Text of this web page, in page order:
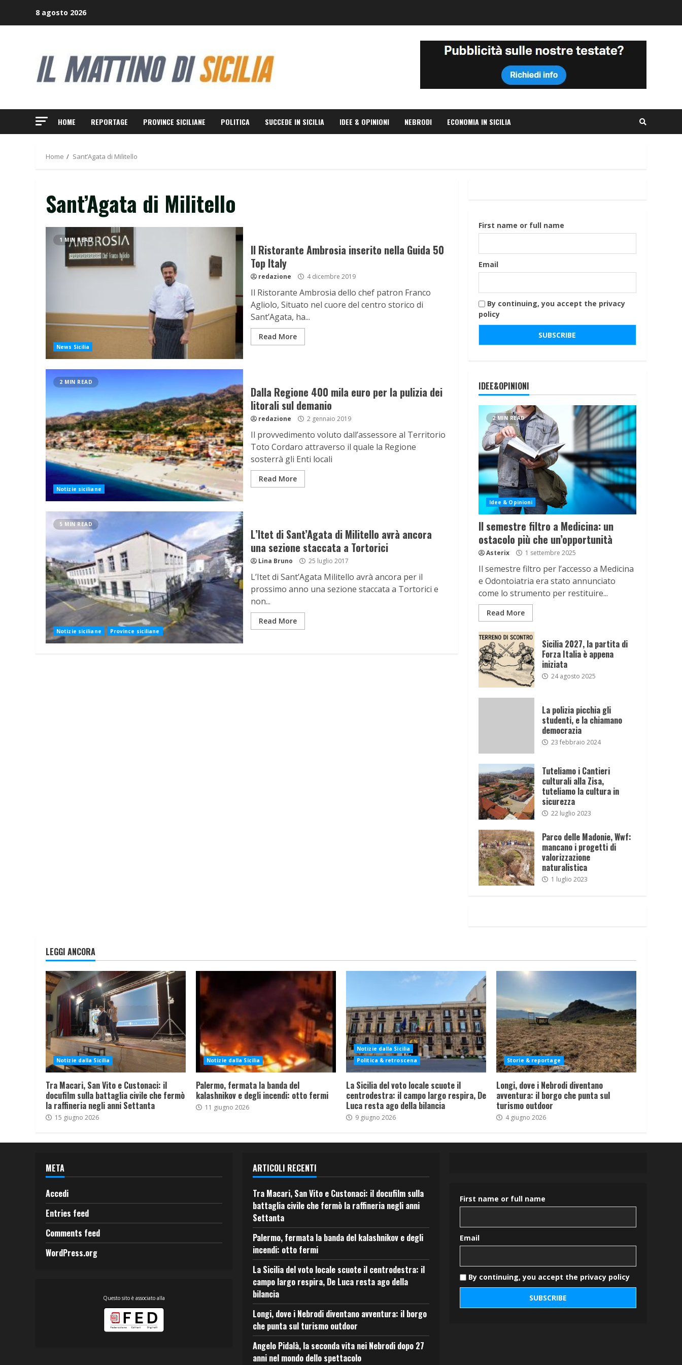
8 agosto 2026
HOME REPORTAGE PROVINCE SICILIANE POLITICA SUCCEDE IN SICILIA IDEE & OPINIONI NEBRODI ECONOMIA IN SICILIA
Home Sant’Agata di Militello
Sant’Agata di Militello
1 MIN READ
News Sicilia
Il Ristorante Ambrosia inserito nella Guida 50
Top Italy
redazione 4 dicembre 2019
Il Ristorante Ambrosia dello chef patron Franco
Agliolo, Situato nel cuore del centro storico di
Sant’Agata, ha...
Read More
2 MIN READ
Notizie siciliane
Dalla Regione 400 mila euro per la pulizia dei
litorali sul demanio
redazione 2 gennaio 2019
Il provvedimento voluto dall’assessore al Territorio
Toto Cordaro attraverso il quale la Regione
sosterrà gli Enti locali
Read More
5 MIN READ
Notizie siciliane Province siciliane
L’Itet di Sant’Agata di Militello avrà ancora
una sezione staccata a Tortorici
Lina Bruno 25 luglio 2017
L’Itet di Sant’Agata Militello avrà ancora per il
prossimo anno una sezione staccata a Tortorici e
non...
Read More
First name or full name
Email
By continuing, you accept the privacy
policy
IDEE&OPINIONI
2 MIN READ
Idee & Opinioni
Il semestre filtro a Medicina: un
ostacolo più che un’opportunità
Asterix 1 settembre 2025
Il semestre filtro per l’accesso a Medicina
e Odontoiatria era stato annunciato
come lo strumento per restituire...
Read More
Sicilia 2027, la partita di
Forza Italia è appena
iniziata
24 agosto 2025
La polizia picchia gli
studenti, e la chiamano
democrazia
23 febbraio 2024
Tuteliamo i Cantieri
culturali alla Zisa,
tuteliamo la cultura in
sicurezza
22 luglio 2023
Parco delle Madonie, Wwf:
mancano i progetti di
valorizzazione
naturalistica
1 luglio 2023
LEGGI ANCORA
Notizie dalla Sicilia
Tra Macari, San Vito e Custonaci: il
docufilm sulla battaglia civile che fermò
la raffineria negli anni Settanta
15 giugno 2026
Notizie dalla Sicilia
Palermo, fermata la banda del
kalashnikov e degli incendi: otto fermi
11 giugno 2026
Notizie dalla Sicilia
Politica & retroscena
La Sicilia del voto locale scuote il
centrodestra: il campo largo respira, De
Luca resta ago della bilancia
9 giugno 2026
Storie & reportage
Longi, dove i Nebrodi diventano
avventura: il borgo che punta sul
turismo outdoor
4 giugno 2026
META
Accedi
Entries feed
Comments feed
WordPress.org
Questo sito è associato alla
ARTICOLI RECENTI
Tra Macari, San Vito e Custonaci: il docufilm sulla
battaglia civile che fermò la raffineria negli anni
Settanta
Palermo, fermata la banda del kalashnikov e degli
incendi: otto fermi
La Sicilia del voto locale scuote il centrodestra: il
campo largo respira, De Luca resta ago della
bilancia
Longi, dove i Nebrodi diventano avventura: il borgo
che punta sul turismo outdoor
Angelo Pidalà, la seconda vita nei Nebrodi dopo 27
anni nel mondo dello spettacolo
First name or full name
Email
By continuing, you accept the privacy policy